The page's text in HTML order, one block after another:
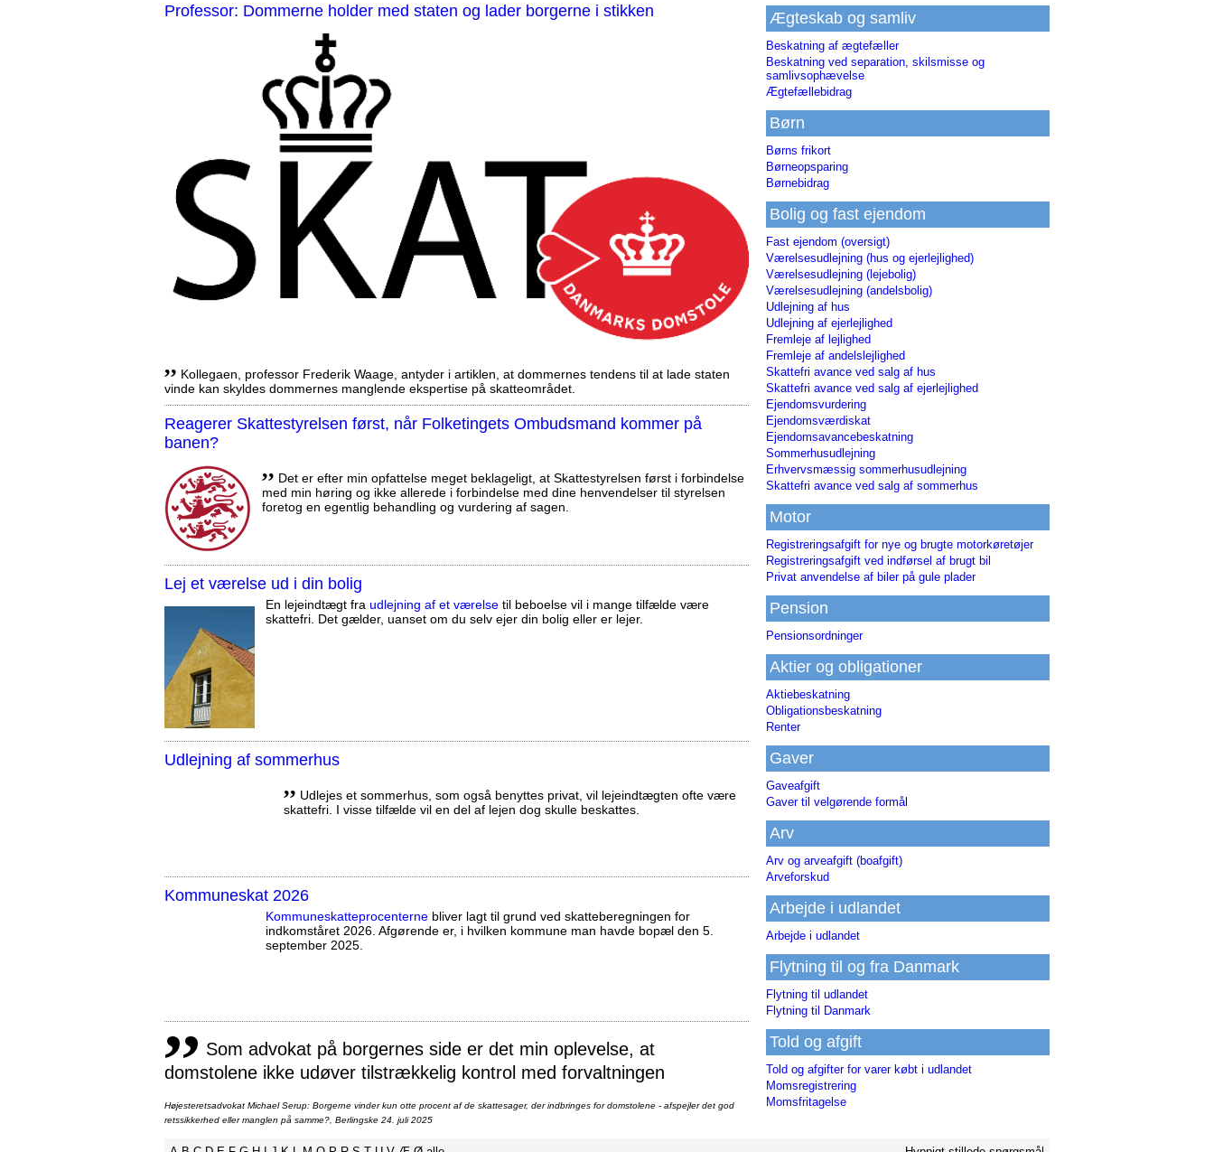
Professor: Dommerne holder med staten og lader borgerne i stikken
,, Kollegaen, professor Frederik Waage, antyder i artiklen, at dommernes tendens til at lade staten
vinde kan skyldes dommernes manglende ekspertise på skatteområdet.
Reagerer Skattestyrelsen først, når Folketingets Ombudsmand kommer på
banen?
,, Det er efter min opfattelse meget beklageligt, at Skattestyrelsen først i forbindelse
med min høring og ikke allerede i forbindelse med dine henvendelser til styrelsen
foretog en egentlig behandling og vurdering af sagen.
Lej et værelse ud i din bolig
En lejeindtægt fra udlejning af et værelse til beboelse vil i mange tilfælde være
skattefri. Det gælder, uanset om du selv ejer din bolig eller er lejer.
Udlejning af sommerhus
,, Udlejes et sommerhus, som også benyttes privat, vil lejeindtægten ofte være
skattefri. I visse tilfælde vil en del af lejen dog skulle beskattes.
Kommuneskat 2026
Kommuneskatte­procenterne bliver lagt til grund ved skatteberegningen for
indkomståret 2026. Afgørende er, i hvilken kommune man havde bopæl den 5.
september 2025.
,, Som advokat på borgernes side er det min oplevelse, at
domstolene ikke udøver tilstrækkelig kontrol med forvaltningen
Højesteretsadvokat Michael Serup: Borgerne vinder kun otte procent af de skattesager, der indbringes for domstolene - afspejler det god
retssikkerhed eller manglen på samme?, Berlingske 24. juli 2025
Ægteskab og samliv
Beskatning af ægtefæller
Beskatning ved separation, skilsmisse og
samlivsophævelse
Ægtefællebidrag
Børn
Børns frikort
Børneopsparing
Børnebidrag
Bolig og fast ejendom
Fast ejendom (oversigt)
Værelsesudlejning (hus og ejerlejlighed)
Værelsesudlejning (lejebolig)
Værelsesudlejning (andelsbolig)
Udlejning af hus
Udlejning af ejerlejlighed
Fremleje af lejlighed
Fremleje af andelslejlighed
Skattefri avance ved salg af hus
Skattefri avance ved salg af ejerlejlighed
Ejendomsvurdering
Ejendomsværdiskat
Ejendomsavancebeskatning
Sommerhusudlejning
Erhvervsmæssig sommerhusudlejning
Skattefri avance ved salg af sommerhus
Motor
Registreringsafgift for nye og brugte motorkøretøjer
Registreringsafgift ved indførsel af brugt bil
Privat anvendelse af biler på gule plader
Pension
Pensionsordninger
Aktier og obligationer
Aktiebeskatning
Obligationsbeskatning
Renter
Gaver
Gaveafgift
Gaver til velgørende formål
Arv
Arv og arveafgift (boafgift)
Arveforskud
Arbejde i udlandet
Arbejde i udlandet
Flytning til og fra Danmark
Flytning til udlandet
Flytning til Danmark
Told og afgift
Told og afgifter for varer købt i udlandet
Momsregistrering
Momsfritagelse